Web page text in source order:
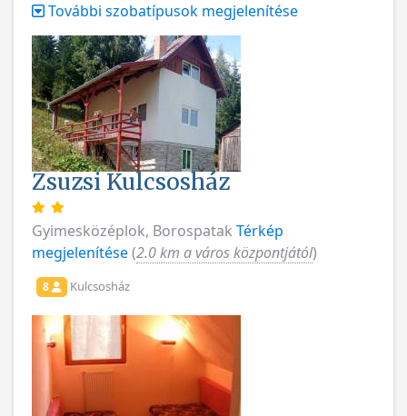
További szobatípusok megjelenítése
Zsuzsi Kulcsosház
Gyimesközéplok, Borospatak Térkép
megjelenítése(2.0 km a város központjától)
8 Kulcsosház